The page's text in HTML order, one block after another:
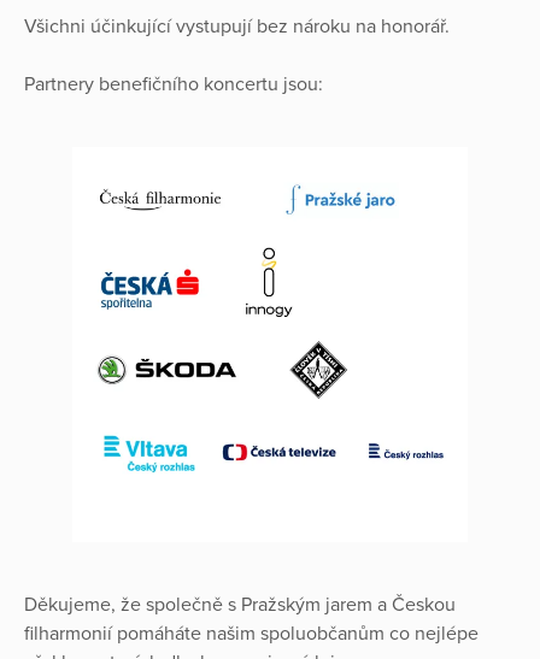
Všichni účinkující vystupují bez nároku na honorář.
Partnery benefičního koncertu jsou:
Děkujeme, že společně s Pražským jarem a Českou
filharmonií pomáháte našim spoluobčanům co nejlépe